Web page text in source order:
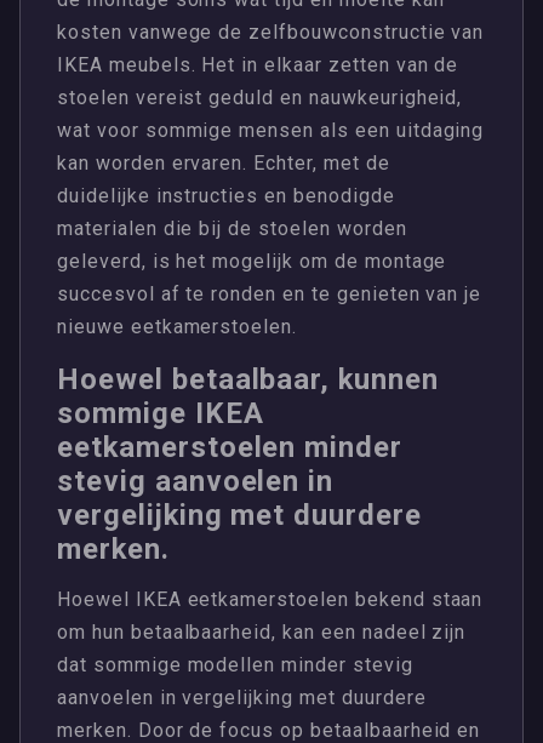
kosten vanwege de zelfbouwconstructie van
IKEA meubels. Het in elkaar zetten van de
stoelen vereist geduld en nauwkeurigheid,
wat voor sommige mensen als een uitdaging
kan worden ervaren. Echter, met de
duidelijke instructies en benodigde
materialen die bij de stoelen worden
geleverd, is het mogelijk om de montage
succesvol af te ronden en te genieten van je
nieuwe eetkamerstoelen.
Hoewel betaalbaar, kunnen
sommige IKEA
eetkamerstoelen minder
stevig aanvoelen in
vergelijking met duurdere
merken.
Hoewel IKEA eetkamerstoelen bekend staan
om hun betaalbaarheid, kan een nadeel zijn
dat sommige modellen minder stevig
aanvoelen in vergelijking met duurdere
merken. Door de focus op betaalbaarheid en